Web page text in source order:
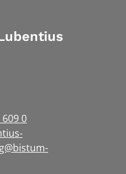
609 0